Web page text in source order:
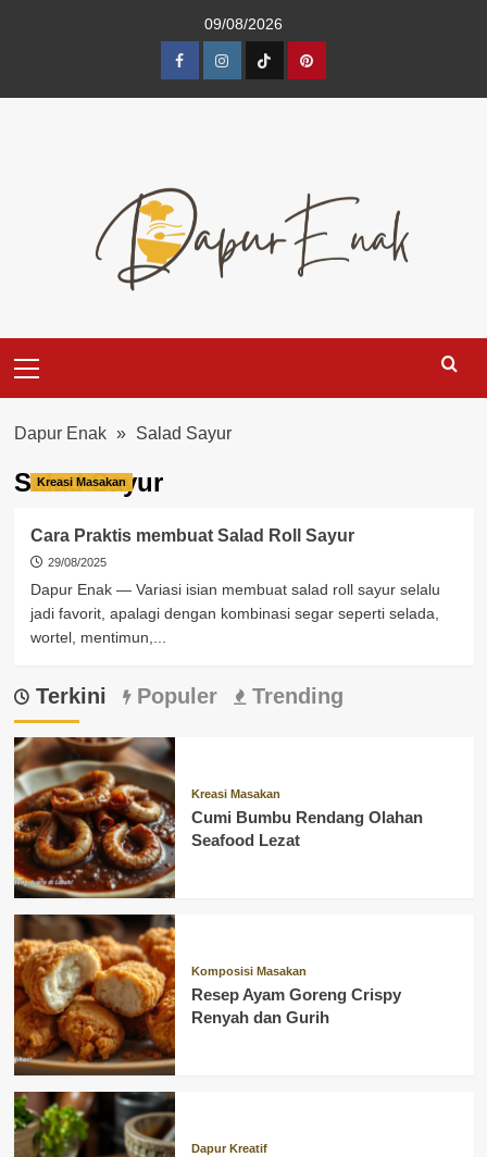
09/08/2026
FacebookInstagram
TikTokPinterest
Menu
Dapur Enak » Salad Sayur
Salad Sayur
Kreasi Masakan
Cara Praktis membuat Salad Roll Sayur
29/08/2025
Dapur Enak — Variasi isian membuat salad roll sayur selalu
jadi favorit, apalagi dengan kombinasi segar seperti selada,
wortel, mentimun,...
Terkini Populer Trending
Kreasi Masakan
Cumi Bumbu Rendang Olahan
Seafood Lezat
Komposisi Masakan
Resep Ayam Goreng Crispy
Renyah dan Gurih
Dapur Kreatif